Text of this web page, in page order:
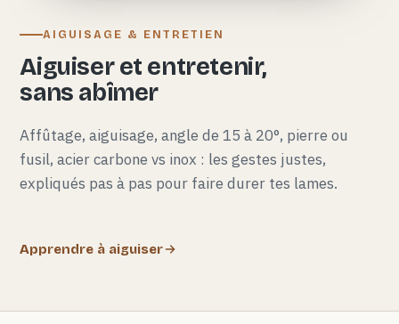
AIGUISAGE & ENTRETIEN
Aiguiser et entretenir,
sans abîmer
Affûtage, aiguisage, angle de 15 à 20°, pierre ou
fusil, acier carbone vs inox : les gestes justes,
expliqués pas à pas pour faire durer tes lames.
Apprendre à aiguiser